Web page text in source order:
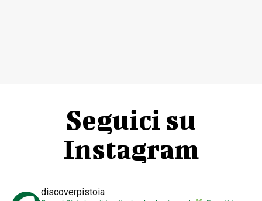
Seguici su
Instagram
discoverpistoia